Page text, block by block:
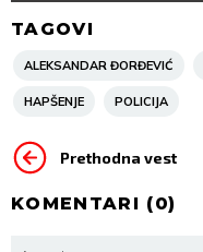
TAGOVI
ALEKSANDAR ĐORĐEVIĆ
HAPŠENJE POLICIJA
Prethodna vest
KOMENTARI (0)